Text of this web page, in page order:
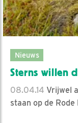
Nieuws
Sterns willen
08.04.14 Vrijwel
staan op de Rode